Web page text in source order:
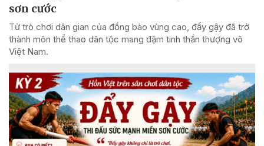
sơn cước
Từ trò chơi dân gian của đồng bào vùng cao, đẩy gậy đã trở
thành môn thể thao dân tộc mang đậm tinh thần thượng võ
Việt Nam.